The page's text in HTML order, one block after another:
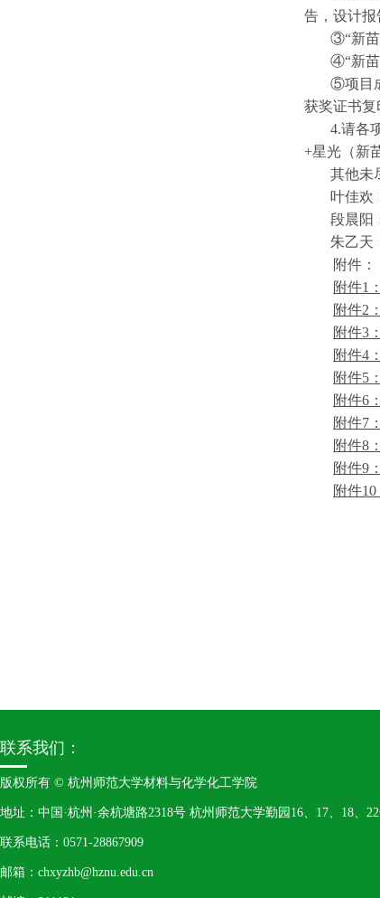
告，设计
③“新苗
④“新苗
⑤项目
获奖证书复
4.请各
+星光（新
其他未
叶佳欢
段晨阳
朱乙天
附件：
附件1
附件2
附件3
附件4
附件5
附件6
附件7
附件8
附件9
附件
联系我们：
版权所有 © 杭州师范大学材料与化学化工学院
地址：中国·杭州·余杭塘路2318号 杭州师范大学勤园16、17、18、
联系电话：0571-28867909
邮箱：chxyzhb@hznu.edu.cn